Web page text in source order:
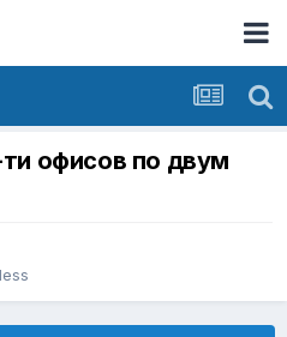
офисов по двум